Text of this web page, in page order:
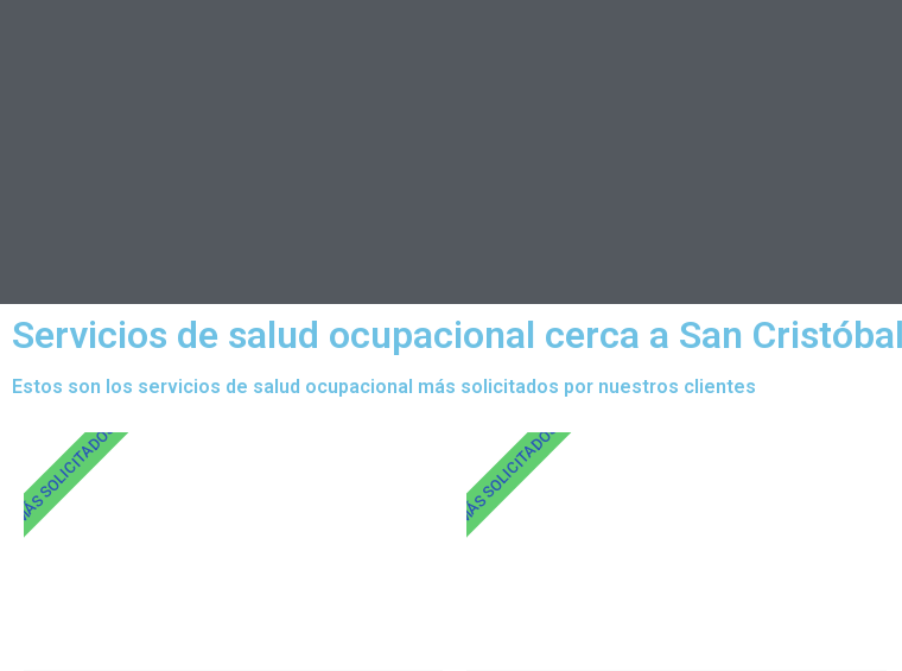
Servicios de salud ocupacional cerca a San
Estos son los servicios de salud ocupacional más solicitados por nuestros clientes
MÁS SOLICITADOS MÁS SOLICITADOS